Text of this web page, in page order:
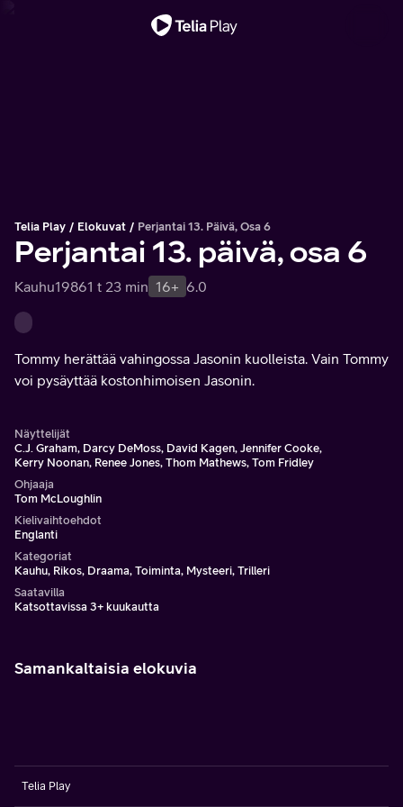
Telia Play Elokuvat Perjantai 13. Päivä, Osa 6
Perjantai 13. päivä, osa 6
Kauhu19861 t 23 min 16+ 6.0
Tommy herättää vahingossa Jasonin kuolleista. Vain Tommy
voi pysäyttää kostonhimoisen Jasonin.
Näyttelijät
C.J. Graham, Darcy DeMoss, David Kagen, Jennifer Cooke,
Kerry Noonan, Renee Jones, Thom Mathews, Tom Fridley
Ohjaaja
Tom McLoughlin
Kielivaihtoehdot
Englanti
Kategoriat
Kauhu, Rikos, Draama, Toiminta, Mysteeri, Trilleri
Saatavilla
Katsottavissa 3+ kuukautta
Samankaltaisia elokuvia
Telia Play